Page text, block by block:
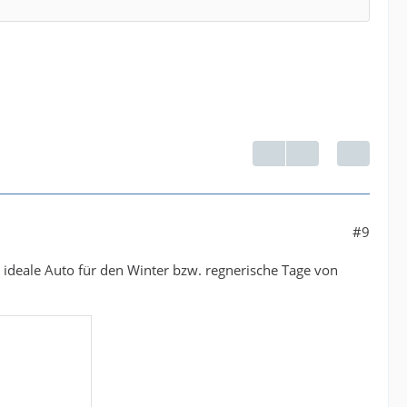
#9
Auto für den Winter bzw. regnerische Tage von